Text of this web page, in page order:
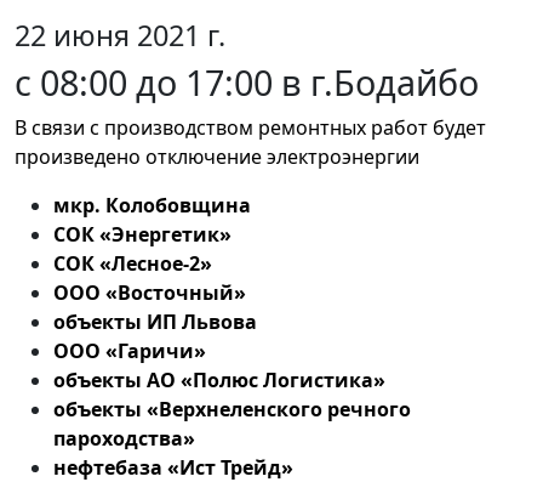
22 июня 2021 г.
с 08:00 до 17:00 в г.Бодайбо
В связи с производством ремонтных работ будет
произведено отключение электроэнергии
мкр. Колобовщина
СОК «Энергетик»
СОК «Лесное-2»
ООО «Восточный»
объекты ИП Львова
ООО «Гаричи»
объекты АО «Полюс Логистика»
объекты «Верхнеленского речного
пароходства»
нефтебаза «Ист Трейд»